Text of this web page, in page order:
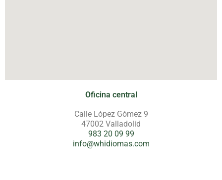
Oficina central
Calle López Gómez 9
47002 Valladolid
983 20 09 99
info@whidiomas.com